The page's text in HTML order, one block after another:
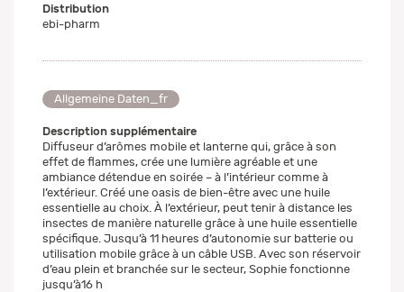
Distribution
ebi-pharm
Allgemeine Daten_fr
Description supplémentaire
Diffuseur d’arômes mobile et lanterne qui, grâce à son
effet de flammes, crée une lumière agréable et une
ambiance détendue en soirée – à l’intérieur comme à
l’extérieur. Créé une oasis de bien-être avec une huile
essentielle au choix. À l’extérieur, peut tenir à distance les
insectes de manière naturelle grâce à une huile essentielle
spécifique. Jusqu’à 11 heures d’autonomie sur batterie ou
utilisation mobile grâce à un câble USB. Avec son réservoir
d’eau plein et branchée sur le secteur, Sophie fonctionne
jusqu’à16 h